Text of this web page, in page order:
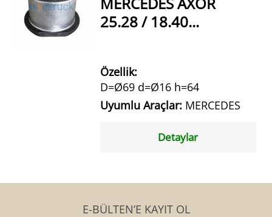
25.28 / 18.40...
Özellik:
D=Ø69 d=Ø16 h=64
Uyumlu Araçlar: MERCEDES
Detaylar
E-BÜLTEN’E KAYIT OL